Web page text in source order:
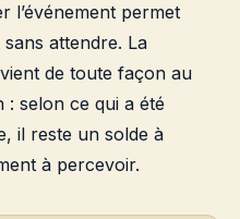
l’événement permet
attendre. La
de toute façon au
: selon ce qui a été
il reste un solde à
à percevoir.